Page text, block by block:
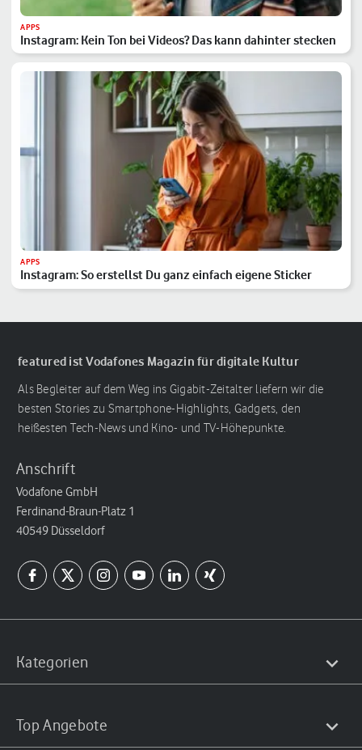
APPS
Instagram: Kein Ton bei Videos? Das kann dahinter stecken
APPS
Instagram: So erstellst Du ganz einfach eigene Sticker
featured ist Vodafones Magazin für digitale Kultur
Als Begleiter auf dem Weg ins Gigabit-Zeitalter liefern wir die
besten Stories zu Smartphone-Highlights, Gadgets, den
heißesten Tech-News und Kino- und TV-Höhepunkte.
Anschrift
Vodafone GmbH
Ferdinand-Braun-Platz 1
40549 Düsseldorf
Kategorien
Top Angebote